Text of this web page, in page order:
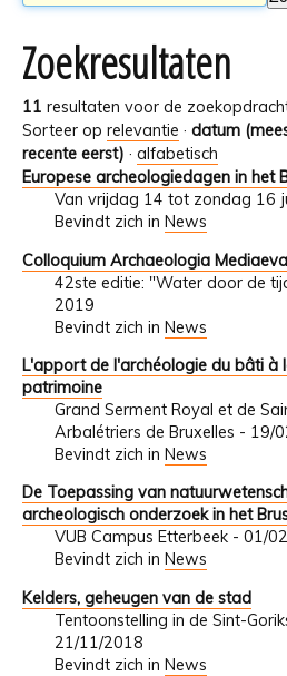
Zoekresultaten
11 resultaten voor de
Sorteer op relevantie · datum
recente eerst) · alfabetisch
Europese archeologiedagen in het
Van vrijdag 14 tot zondag 16
Bevindt zich in News
Colloquium Archaeologia
42ste editie: "Water door de
2019
Bevindt zich in News
L'apport de l'archéologie du bâti à
patrimoine
Grand Serment Royal et de
Arbalétriers de Bruxelles - 19/
Bevindt zich in News
De Toepassing van
archeologisch onderzoek in het
VUB Campus Etterbeek - 01/
Bevindt zich in News
Kelders, geheugen van de stad
Tentoonstelling in de Sint-
21/11/2018
Bevindt zich in News